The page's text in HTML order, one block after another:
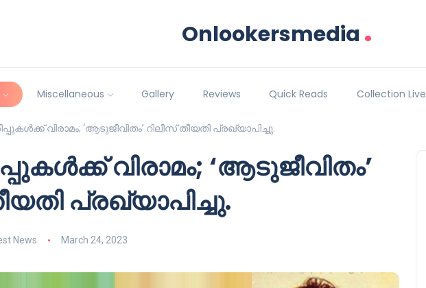
Onlookersmedia .
Miscellaneous Gallery Reviews Quick Reads Collection Live
വിരാമം; ‘ആടുജീവിതം’ റിലീസ് തീയതി പ്രഖ്യാപിച്ചു.
വിരാമം; ‘ആടുജീവിതം’
പ്രഖ്യാപിച്ചു.
News March 24, 2023